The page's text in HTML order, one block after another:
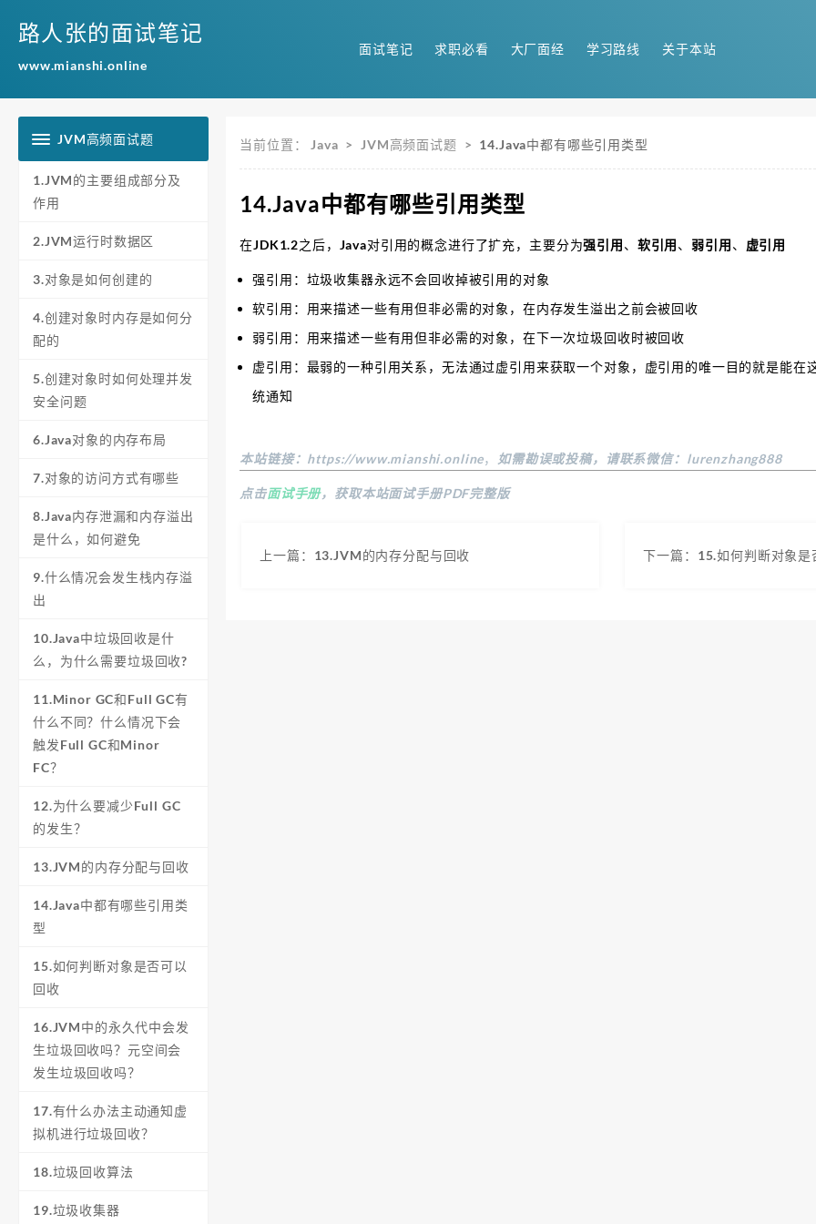
路人张的面试笔记
www.mianshi.online
面试笔记 求职必看 大厂面经 学习路线 关于本站
当前位置： Java > JVM高频面试题 > 14.Java中都有哪些引用类型
14.Java中都有哪些引用类型
在JDK1.2之后，Java对引用的概念进行了扩充，主要分为强引用、 软引用、 弱引用、 虚引用
强引用：垃圾收集器永远不会回收掉被引用的对象
软引用：用来描述一些有用但非必需的对象，在内存发生溢出之前会被回收
弱引用：用来描述一些有用但非必需的对象，在下一次垃圾回收时被回收
虚引用：最弱的一种引用关系，无法通过虚引用来获取一个对象，虚引用的唯一目的就是能在
统通知
本站链接： https://www.mianshi.online， 如需勘误或投稿，请联系微信：lurenzhang888
点击面试手册，获取本站面试手册PDF完整版
上一篇：13.JVM的内存分配与回收 下一篇：15.如何判断对象是
JVM高频面试题
1.JVM的主要组成部分及
作用
2.JVM运行时数据区
3.对象是如何创建的
4.创建对象时内存是如何分
配的
5.创建对象时如何处理并发
安全问题
6.Java对象的内存布局
7.对象的访问方式有哪些
8.Java内存泄漏和内存溢出
是什么，如何避免
9.什么情况会发生栈内存溢
出
10.Java中垃圾回收是什
么，为什么需要垃圾回收?
11.Minor GC和Full GC有
什么不同？什么情况下会
触发Full GC和Minor
FC？
12.为什么要减少Full GC
的发生？
13.JVM的内存分配与回收
14.Java中都有哪些引用类
型
15.如何判断对象是否可以
回收
16.JVM中的永久代中会发
生垃圾回收吗？元空间会
发生垃圾回收吗？
17.有什么办法主动通知虚
拟机进行垃圾回收？
18.垃圾回收算法
19.垃圾收集器